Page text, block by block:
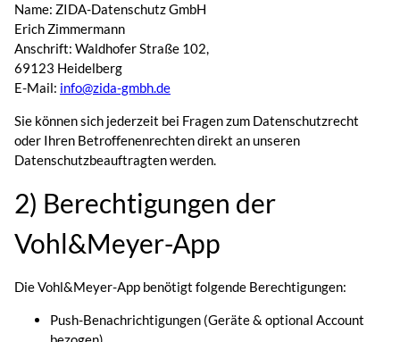
Name: ZIDA-Datenschutz GmbH
Erich Zimmermann
Anschrift: Waldhofer Straße 102,
69123 Heidelberg
E-Mail: info@zida-gmbh.de
Sie können sich jederzeit bei Fragen zum Datenschutzrecht
oder Ihren Betroffenenrechten direkt an unseren
Datenschutzbeauftragten werden.
2) Berechtigungen der
Vohl&Meyer-App
Die Vohl&Meyer-App benötigt folgende Berechtigungen:
Push-Benachrichtigungen (Geräte & optional Account